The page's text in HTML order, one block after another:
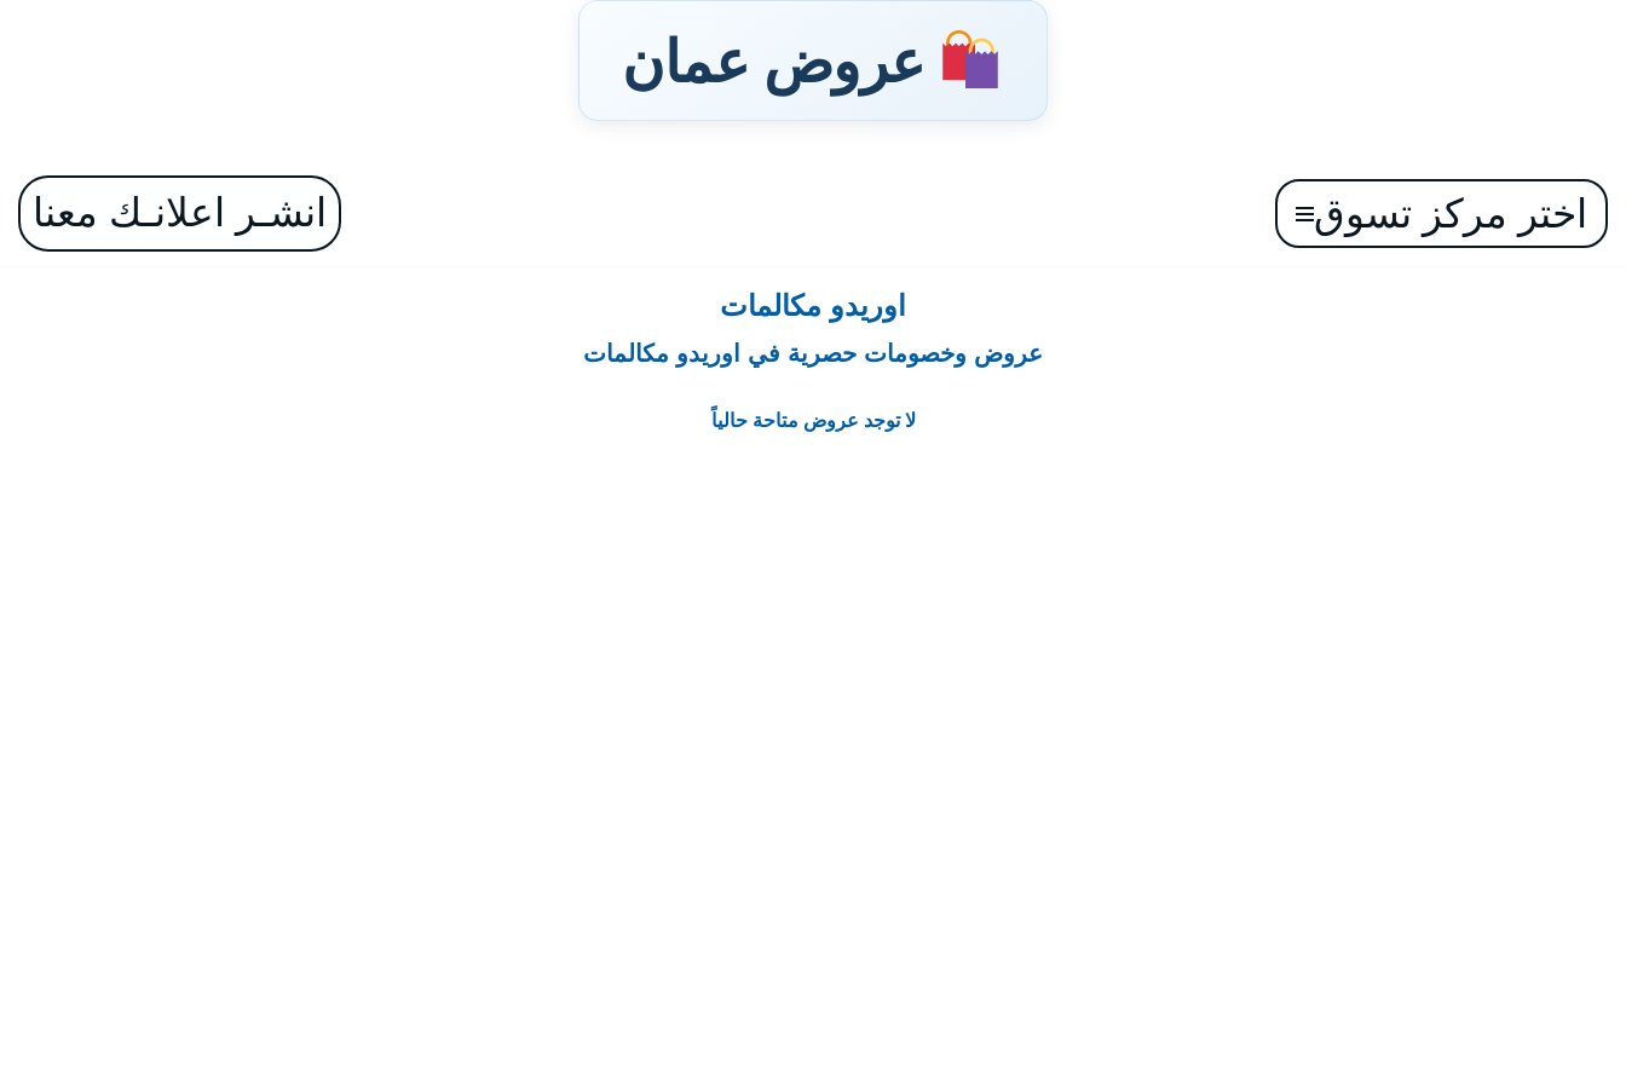
عروض عمان
تخطىاختر مركز تسوق انشـر اعلانـك معنا
اوريدو مكالمات
عروض وخصومات حصرية في اوريدو مكالمات
لا توجد عروض متاحة حالياً